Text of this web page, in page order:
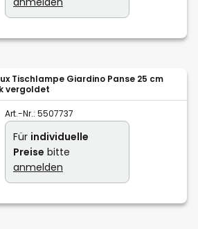
Tischlampe Giardino Panse 25 cm
vergoldet
Art.-Nr.: 5507737
Für individuelle
Preise bitte
anmelden